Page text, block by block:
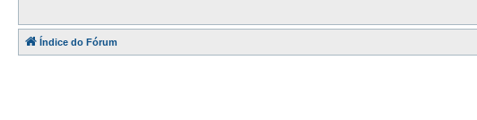
Índice do Fórum